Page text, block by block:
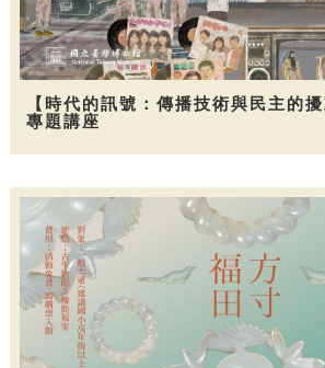
【時代的訊號：傳播技術與民主的
專題講座